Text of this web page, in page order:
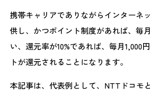
携帯キャリアでありながらインターネ
供し、かつポイント制度があれば、毎
い、還元率が10%であれば、毎月1,000
トが還元されることになります。
本記事は、代表例として、NTTドコモ